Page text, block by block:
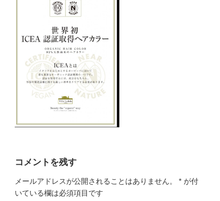
コメントを残す
メールアドレスが公開されることはありません。 * が付
いている欄は必須項目です